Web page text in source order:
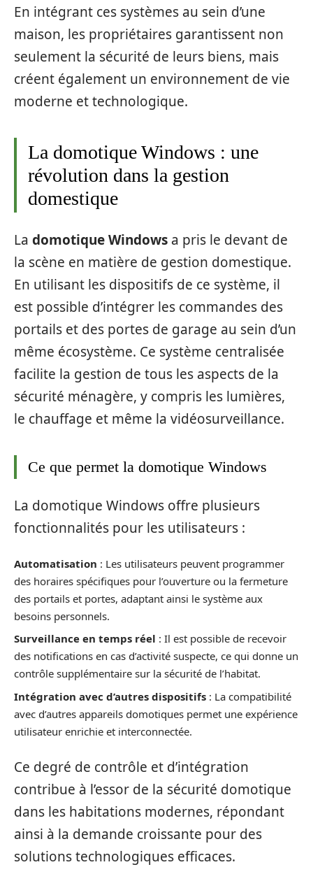
En intégrant ces systèmes au sein d’une
maison, les propriétaires garantissent non
seulement la sécurité de leurs biens, mais
créent également un environnement de vie
moderne et technologique.
La domotique Windows : une
révolution dans la gestion
domestique
La domotique Windows a pris le devant de
la scène en matière de gestion domestique.
En utilisant les dispositifs de ce système, il
est possible d’intégrer les commandes des
portails et des portes de garage au sein d’un
même écosystème. Ce système centralisée
facilite la gestion de tous les aspects de la
sécurité ménagère, y compris les lumières,
le chauffage et même la vidéosurveillance.
Ce que permet la domotique Windows
La domotique Windows offre plusieurs
fonctionnalités pour les utilisateurs :
Automatisation : Les utilisateurs peuvent programmer
des horaires spécifiques pour l’ouverture ou la fermeture
des portails et portes, adaptant ainsi le système aux
besoins personnels.
Surveillance en temps réel : Il est possible de recevoir
des notifications en cas d’activité suspecte, ce qui donne un
contrôle supplémentaire sur la sécurité de l’habitat.
Intégration avec d’autres dispositifs : La compatibilité
avec d’autres appareils domotiques permet une expérience
utilisateur enrichie et interconnectée.
Ce degré de contrôle et d’intégration
contribue à l’essor de la sécurité domotique
dans les habitations modernes, répondant
ainsi à la demande croissante pour des
solutions technologiques efficaces.